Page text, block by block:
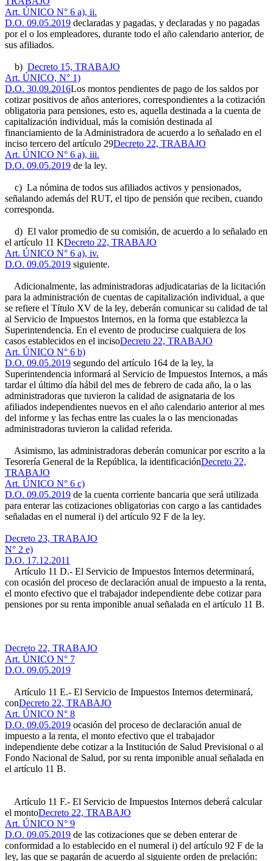
Art. ÚNICO N° 6 a), ii.
D.O. 09.05.2019 declaradas y pagadas, y declaradas y no pagadas
por el o los empleadores, durante todo el año calendario anterior, de
sus afiliados.
b) Decreto 15, TRABAJO
Art. ÚNICO, N° 1)
D.O. 30.09.2016Los montos pendientes de pago de los saldos por
cotizar positivos de años anteriores, correspondientes a la cotización
obligatoria para pensiones, esto es, aquella destinada a la cuenta de
capitalización individual, más la comisión destinada al
financiamiento de la Administradora de acuerdo a lo señalado en el
inciso tercero del artículo 29Decreto 22, TRABAJO
Art. ÚNICO N° 6 a), iii.
D.O. 09.05.2019 de la ley.
c) La nómina de todos sus afiliados activos y pensionados,
señalando además del RUT, el tipo de pensión que reciben, cuando
corresponda.
d) El valor promedio de su comisión, de acuerdo a lo señalado en
el artículo 11 KDecreto 22, TRABAJO
Art. ÚNICO N° 6 a), iv.
D.O. 09.05.2019 siguiente.
Adicionalmente, las administradoras adjudicatarias de la licitación
para la administración de cuentas de capitalización individual, a que
se refiere el Título XV de la ley, deberán comunicar su calidad de tal
al Servicio de Impuestos Internos, en la forma que establezca la
Superintendencia. En el evento de producirse cualquiera de los
casos establecidos en el incisoDecreto 22, TRABAJO
Art. ÚNICO N° 6 b)
D.O. 09.05.2019 segundo del artículo 164 de la ley, la
Superintendencia informará al Servicio de Impuestos Internos, a más
tardar el último día hábil del mes de febrero de cada año, la o las
administradoras que tuvieron la calidad de asignataria de los
afiliados independientes nuevos en el año calendario anterior al mes
del informe y las fechas entre las cuales la o las mencionadas
administradoras tuvieron la calidad referida.
Asimismo, las administradoras deberán comunicar por escrito a la
Tesorería General de la República, la identificaciónDecreto 22,
TRABAJO
Art. ÚNICO N° 6 c)
D.O. 09.05.2019 de la cuenta corriente bancaria que será utilizada
para enterar las cotizaciones obligatorias con cargo a las cantidades
señaladas en el numeral i) del artículo 92 F de la ley.
Decreto 23, TRABAJO
N° 2 e)
D.O. 17.12.2011
Artículo 11 D.- El Servicio de Impuestos Internos determinará,
con ocasión del proceso de declaración anual de impuesto a la renta,
el monto efectivo que el trabajador independiente debe cotizar para
pensiones por su renta imponible anual señalada en el artículo 11 B.
Decreto 22, TRABAJO
Art. ÚNICO N° 7
D.O. 09.05.2019
Artículo 11 E.- El Servicio de Impuestos Internos determinará,
conDecreto 22, TRABAJO
Art. ÚNICO N° 8
D.O. 09.05.2019 ocasión del proceso de declaración anual de
impuesto a la renta, el monto efectivo que el trabajador
independiente debe cotizar a la Institución de Salud Previsional o al
Fondo Nacional de Salud, por su renta imponible anual señalada en
el artículo 11 B.
Artículo 11 F.- El Servicio de Impuestos Internos deberá calcular
el montoDecreto 22, TRABAJO
Art. ÚNICO N° 9
D.O. 09.05.2019 de las cotizaciones que se deben enterar de
conformidad a lo establecido en el numeral i) del artículo 92 F de la
ley, las que se pagarán de acuerdo al siguiente orden de prelación: